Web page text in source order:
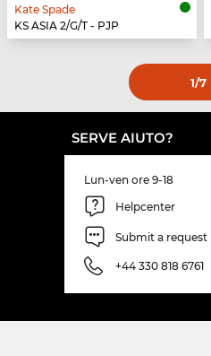
Kate Spade
KS ASIA 2/G/T - PJP
1/7
SERVE AIUTO?
Lun-ven ore 9-18
Helpcenter
Submit a request
+44 330 818 6761